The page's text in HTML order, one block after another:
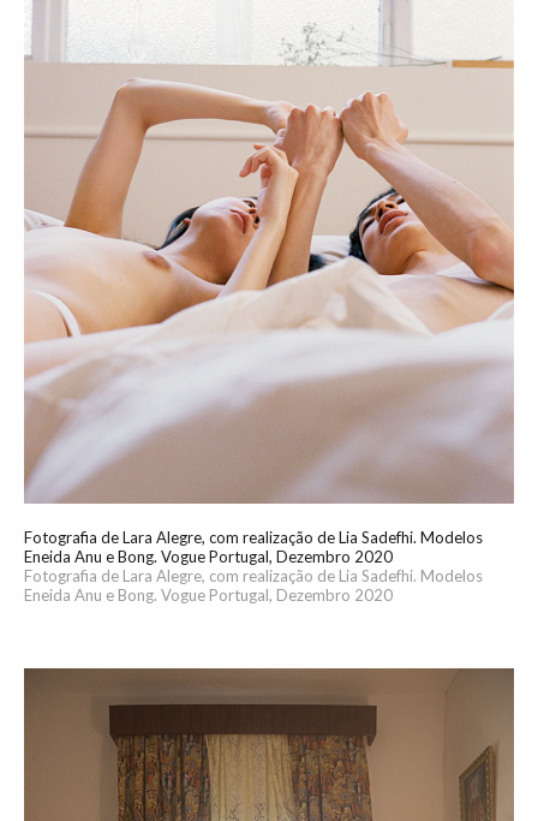
Fotografia de Lara Alegre, com realização de Lia Sadefhi. Modelos
Eneida Anu e Bong. Vogue Portugal, Dezembro 2020
Fotografia de Lara Alegre, com realização de Lia Sadefhi. Modelos
Eneida Anu e Bong. Vogue Portugal, Dezembro 2020